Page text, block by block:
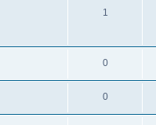
1
0
0